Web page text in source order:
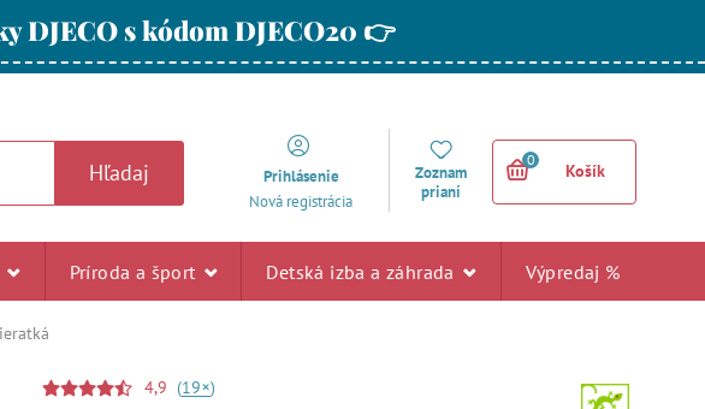
DJECO s kódom DJECO20 👉
Hľadaj
Prihlásenie
Nová registrácia
Zoznam
prianí
0
Košík
Príroda a šport Detská izba a záhrada Výpredaj %
4,9 (19+)